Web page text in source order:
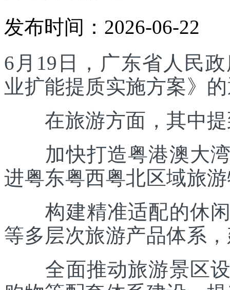
发布时间：2026-06-22
6月19日，广东省人民
业扩能提质实施方案》
在旅游方面，其中提
加快打造粤港澳大湾
进粤东粤西粤北区域旅
构建精准适配的休闲
等多层次旅游产品体系
全面推动旅游景区设